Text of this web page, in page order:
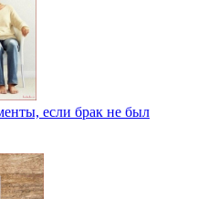
если брак не был